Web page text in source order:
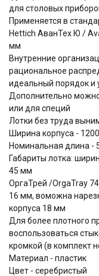
для столовых
Применяется в
Hettich АванТех Ю /
мм
Внутренние
рациональное
идеальный порядок и
Дополнительно
или для специй
Лотки без труда
Ширина корпуса -
Номинальная длина -
Габариты лотка:
45 мм
ОргаТрей /OrgaTray
16 мм, воможна
корпуса 18 мм
Для более плотного
воспользоваться
кромкой (в комплект
Материал - пластик
Цвет - серебристый